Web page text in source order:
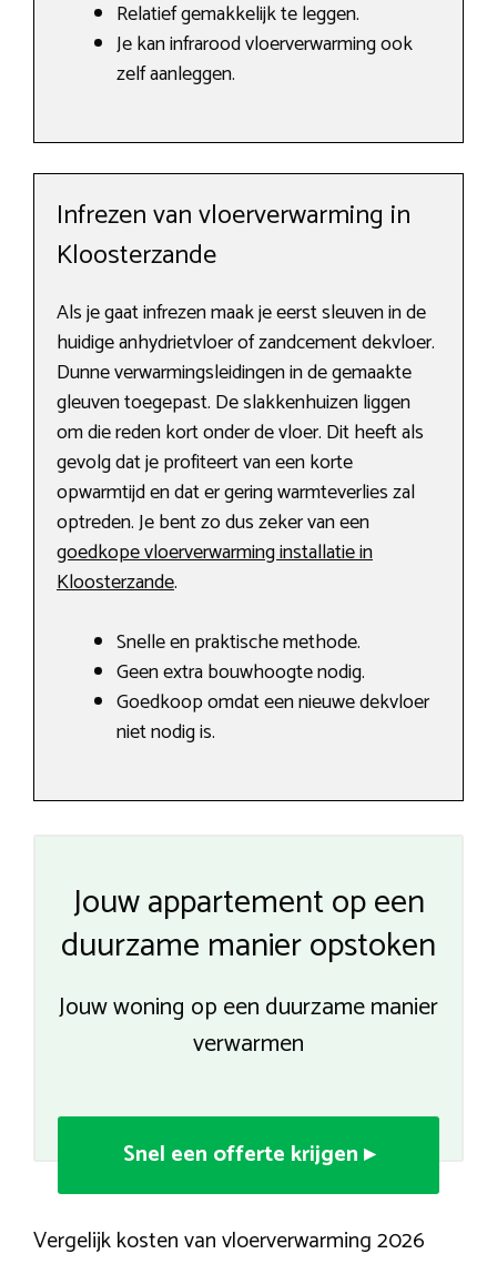
Relatief gemakkelijk te leggen.
Je kan infrarood vloerverwarming ook
zelf aanleggen.
Infrezen van vloerverwarming in
Kloosterzande
Als je gaat infrezen maak je eerst sleuven in de
huidige anhydrietvloer of zandcement dekvloer.
Dunne verwarmingsleidingen in de gemaakte
gleuven toegepast. De slakkenhuizen liggen
om die reden kort onder de vloer. Dit heeft als
gevolg dat je profiteert van een korte
opwarmtijd en dat er gering warmteverlies zal
optreden. Je bent zo dus zeker van een
goedkope vloerverwarming installatie in
Kloosterzande.
Snelle en praktische methode.
Geen extra bouwhoogte nodig.
Goedkoop omdat een nieuwe dekvloer
niet nodig is.
Jouw appartement op een
duurzame manier opstoken
Jouw woning op een duurzame manier
verwarmen
Snel een offerte krijgen ▸
Vergelijk kosten van vloerverwarming 2026